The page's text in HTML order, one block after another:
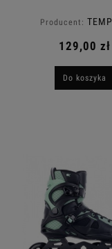
Producent:
129,00 zł
Do koszyka